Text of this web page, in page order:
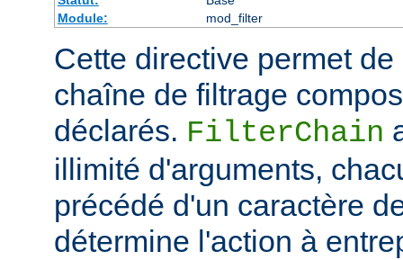
Module:
mod_filter
Cette directive permet
chaîne de filtrage
déclarés. FilterChain
illimité d'arguments,
précédé d'un caractère
détermine l'action à